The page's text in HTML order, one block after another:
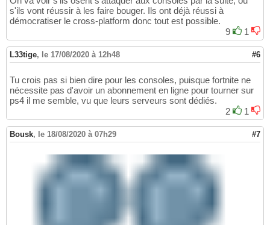
s'ils vont réussir à les faire bouger. Ils ont déjà réussi à
démocratiser le cross-platform donc tout est possible.
9
1
L33tige, le 17/08/2020 à 12h48 #6
Tu crois pas si bien dire pour les consoles, puisque fortnite ne
nécessite pas d'avoir un abonnement en ligne pour tourner sur
ps4 il me semble, vu que leurs serveurs sont dédiés.
2
1
Bousk, le 18/08/2020 à 07h29 #7